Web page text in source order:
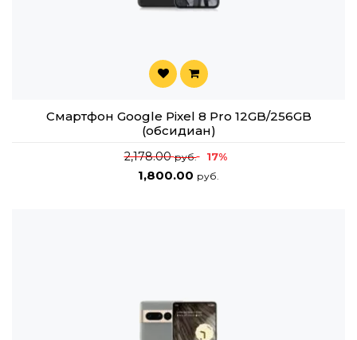
Смартфон Google Pixel 8 Pro 12GB/256GB
(обсидиан)
2,178.00руб. 17%
1,800.00 руб.